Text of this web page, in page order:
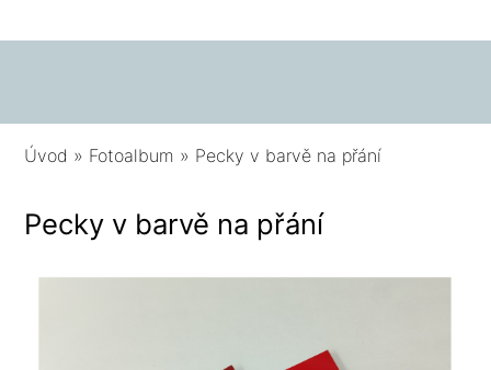
Úvod » Fotoalbum » Pecky v barvě na přání
Pecky v barvě na přání